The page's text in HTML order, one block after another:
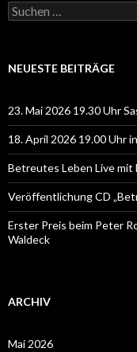
Suchen
nach:
NEUESTE BEITRÄGE
23. Mai 2026 19.30 Uhr
18. April 2026 19.00 Uhr
Betreutes Leben Live mit
Veröffentlichung CD
Erster Preis beim Peter
Waldeck
ARCHIV
Mai 2026